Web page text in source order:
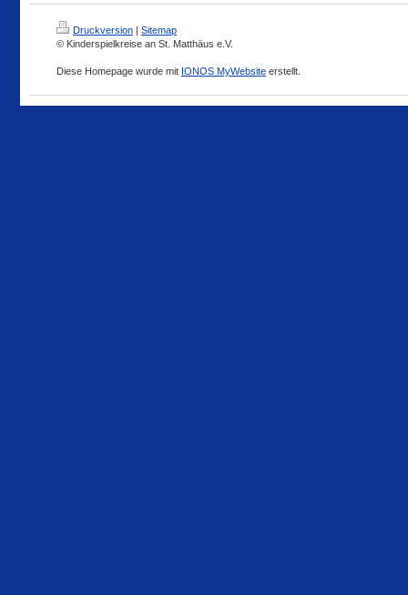
Druckversion | Sitemap
© Kinderspielkreise an St. Matthäus e.V.
Diese Homepage wurde mit IONOS MyWebsite erstellt.